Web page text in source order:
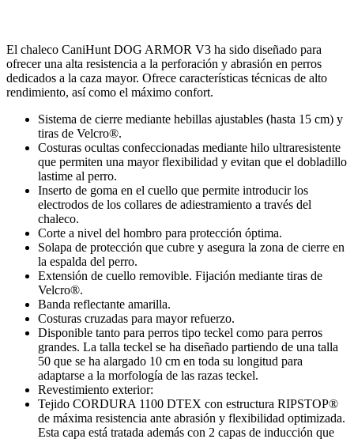
El chaleco CaniHunt DOG ARMOR V3 ha sido diseñado para
ofrecer una alta resistencia a la perforación y abrasión en perros
dedicados a la caza mayor. Ofrece características técnicas de alto
rendimiento, así como el máximo confort.
Sistema de cierre mediante hebillas ajustables (hasta 15 cm) y
tiras de Velcro®.
Costuras ocultas confeccionadas mediante hilo ultraresistente
que permiten una mayor flexibilidad y evitan que el dobladillo
lastime al perro.
Inserto de goma en el cuello que permite introducir los
electrodos de los collares de adiestramiento a través del
chaleco.
Corte a nivel del hombro para protección óptima.
Solapa de protección que cubre y asegura la zona de cierre en
la espalda del perro.
Extensión de cuello removible. Fijación mediante tiras de
Velcro®.
Banda reflectante amarilla.
Costuras cruzadas para mayor refuerzo.
Disponible tanto para perros tipo teckel como para perros
grandes. La talla teckel se ha diseñado partiendo de una talla
50 que se ha alargado 10 cm en toda su longitud para
adaptarse a la morfología de las razas teckel.
Revestimiento exterior:
Tejido CORDURA 1100 DTEX con estructura RIPSTOP®
de máxima resistencia ante abrasión y flexibilidad optimizada.
Esta capa está tratada además con 2 capas de inducción que